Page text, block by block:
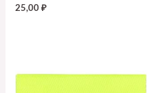
25,00₽